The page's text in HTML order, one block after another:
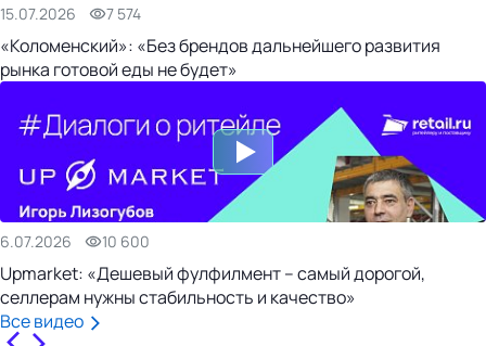
15.07.2026 7 574
«Коломенский»: «Без брендов дальнейшего развития
рынка готовой еды не будет»
6.07.2026 10 600
Upmarket: «Дешевый фулфилмент – самый дорогой,
селлерам нужны стабильность и качество»
Все видео